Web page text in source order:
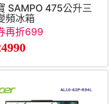
SAMPO 475公升三
頻冰箱
再折699